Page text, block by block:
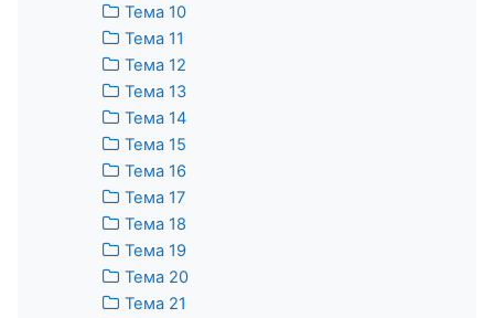
Тема 10
Тема 11
Тема 12
Тема 13
Тема 14
Тема 15
Тема 16
Тема 17
Тема 18
Тема 19
Тема 20
Тема 21